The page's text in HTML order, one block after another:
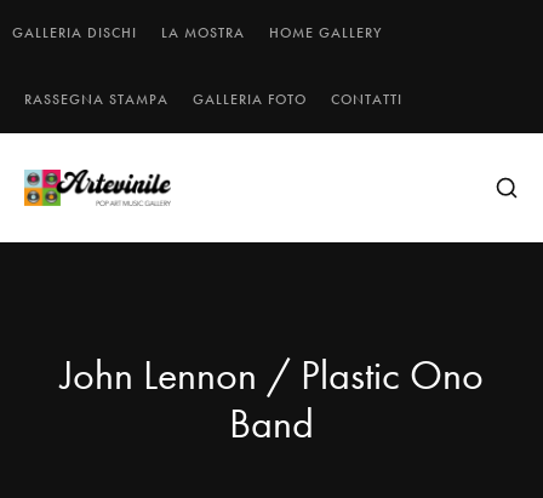
GALLERIA DISCHI LA MOSTRA HOME GALLERY
RASSEGNA STAMPA GALLERIA FOTO CONTATTI
John Lennon / Plastic Ono
Band